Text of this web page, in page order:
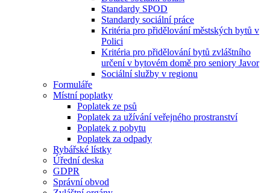
Standardy SPOD
Standardy sociální práce
Kritéria pro přidělování městských bytů v
Polici
Kritéria pro přidělování bytů zvláštního
určení v bytovém domě pro seniory Javor
Sociální služby v regionu
Formuláře
Místní poplatky
Poplatek ze psů
Poplatek za užívání veřejného prostranství
Poplatek z pobytu
Poplatek za odpady
Rybářské lístky
Úřední deska
GDPR
Správní obvod